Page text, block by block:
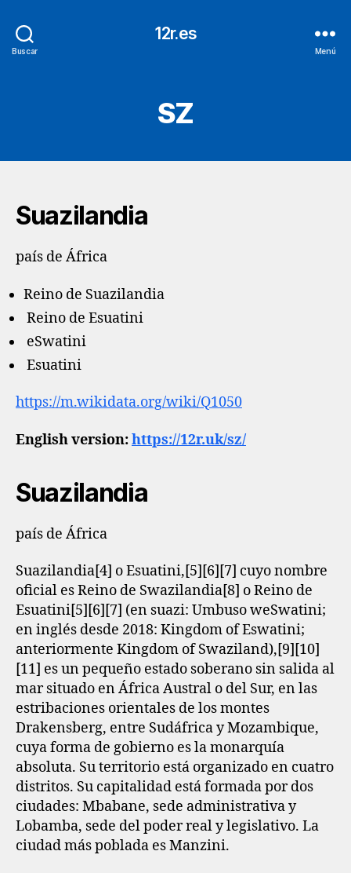
Buscar
12r.es
Menú
SZ
Suazilandia
país de África
Reino de Suazilandia
Reino de Esuatini
eSwatini
Esuatini
https://m.wikidata.org/wiki/Q1050
English version:https://12r.uk/sz/
Suazilandia
país de África
Suazilandia[4]​ o Esuatini,[5]​[6]​[7]​ cuyo nombre
oficial es Reino de Swazilandia[8]​ o Reino de
Esuatini[5]​[6]​[7]​ (en suazi: Umbuso weSwatini;
en inglés desde 2018: Kingdom of Eswatini;
anteriormente Kingdom of Swaziland),[9]​[10]​
[11]​ es un pequeño estado soberano sin salida al
mar situado en África Austral o del Sur, en las
estribaciones orientales de los montes
Drakensberg, entre Sudáfrica y Mozambique,
cuya forma de gobierno es la monarquía
absoluta. Su territorio está organizado en cuatro
distritos. Su capitalidad está formada por dos
ciudades: Mbabane, sede administrativa y
Lobamba, sede del poder real y legislativo. La
ciudad más poblada es Manzini.